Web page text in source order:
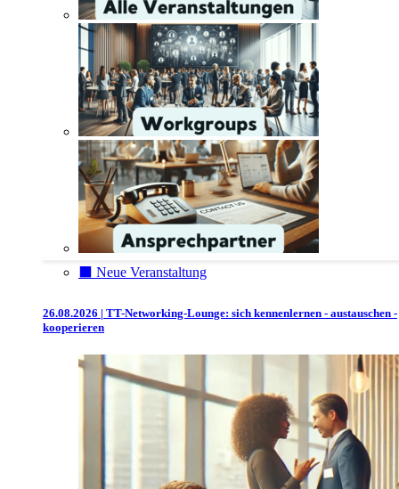
⬛️ Neue Veranstaltung
26.08.2026 | TT-Networking-Lounge: sich kennenlernen - austauschen -
kooperieren